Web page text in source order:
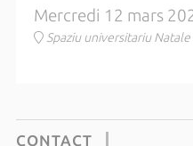
Mercredi 12 mars
Spaziu universitariu
CONTACT